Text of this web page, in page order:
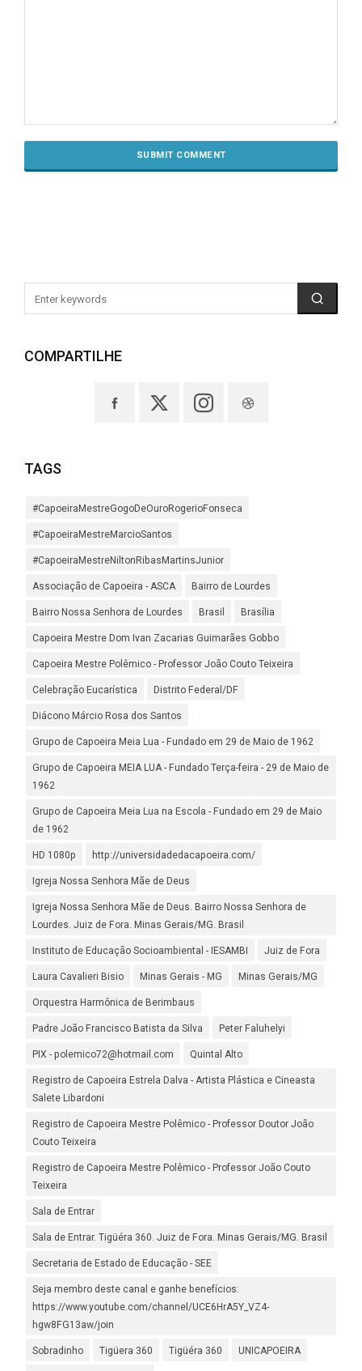
COMPARTILHE
TAGS
#CapoeiraMestreGogoDeOuroRogerioFonseca
#CapoeiraMestreMarcioSantos
#CapoeiraMestreNiltonRibasMartinsJunior
Associação de Capoeira - ASCA Bairro de Lourdes
Bairro Nossa Senhora de Lourdes Brasil Brasília
Capoeira Mestre Dom Ivan Zacarias Guimarães Gobbo
Capoeira Mestre Polêmico - Professor João Couto Teixeira
Celebração Eucarística Distrito Federal/DF
Diácono Márcio Rosa dos Santos
Grupo de Capoeira Meia Lua - Fundado em 29 de Maio de 1962
Grupo de Capoeira MEIA LUA - Fundado Terça-feira - 29 de Maio de
1962
Grupo de Capoeira Meia Lua na Escola - Fundado em 29 de Maio
de 1962
HD 1080p http://universidadedacapoeira.com/
Igreja Nossa Senhora Mãe de Deus
Igreja Nossa Senhora Mãe de Deus. Bairro Nossa Senhora de
Lourdes. Juiz de Fora. Minas Gerais/MG. Brasil
Instituto de Educação Socioambiental - IESAMBI Juiz de Fora
Laura Cavalieri Bisio Minas Gerais - MG Minas Gerais/MG
Orquestra Harmônica de Berimbaus
Padre João Francisco Batista da Silva Peter Faluhelyi
PIX - polemico72@hotmail.com Quintal Alto
Registro de Capoeira Estrela Dalva - Artista Plástica e Cineasta
Salete Libardoni
Registro de Capoeira Mestre Polêmico - Professor Doutor João
Couto Teixeira
Registro de Capoeira Mestre Polêmico - Professor João Couto
Teixeira
Sala de Entrar
Sala de Entrar. Tigüéra 360. Juiz de Fora. Minas Gerais/MG. Brasil
Secretaria de Estado de Educação - SEE
Seja membro deste canal e ganhe benefícios:
https://www.youtube.com/channel/UCE6HrA5Y_VZ4-
hgw8FG13aw/join
Sobradinho Tigüera 360 Tigüéra 360 UNICAPOEIRA